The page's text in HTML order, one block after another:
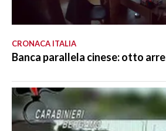
CRONACA ITALIA
Banca parallela cinese: otto